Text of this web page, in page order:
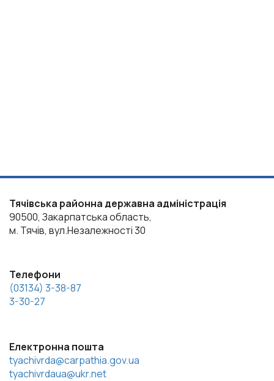
Тячівська районна державна адміністрація
90500, Закарпатська область,
м. Тячів, вул.Незалежності 30
Телефони
(03134) 3-38-87
3-30-27
Електронна пошта
tyachivrda@carpathia.gov.ua
tyachivrdaua@ukr.net